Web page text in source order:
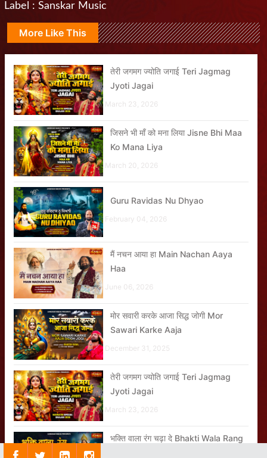
Label : Sanskar Music
More Like This
तेरी जगमग ज्योति जगाई Teri Jagmag
Jyoti Jagai
March 23, 2026
जिसने भी माँ को मना लिया Jisne Bhi Maa
Ko Mana Liya
March 20, 2026
Guru Ravidas Nu Dhyao
February 04, 2026
मैं नचन आया हा Main Nachan Aaya
Haa
June 06, 2026
मोर सवारी करके आजा सिद्ध जोगी Mor
Sawari Karke Aaja
December 31, 2025
तेरी जगमग ज्योति जगाई Teri Jagmag
Jyoti Jagai
March 23, 2026
भक्ति वाला रंग चढ़ा दे Bhakti Wala Rang